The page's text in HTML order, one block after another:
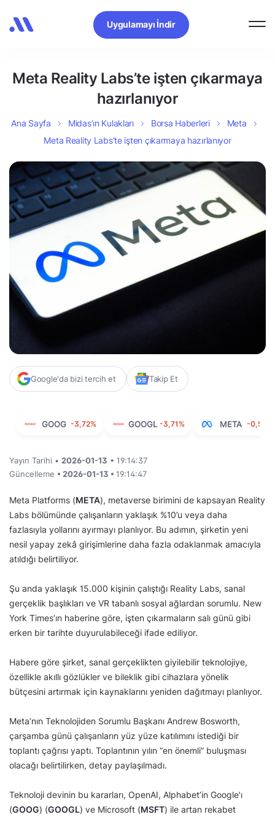
Uygulamayı İndir
Meta Reality Labs’te işten çıkarmaya
hazırlanıyor
Ana Sayfa Midas’ın Kulakları Borsa Haberleri
Meta
Meta Reality Labs’te işten çıkarmaya hazırlanıyor
Google'da bizi tercih et Takip Et
GOOG -3,72% GOOGL -3,71% META -0,57%
Yayın Tarihi • 2026-01-13 • 19:14:37
Güncelleme • 2026-01-13 • 19:14:47
Meta Platforms (META), metaverse birimini de kapsayan Reality
Labs bölümünde çalışanların yaklaşık %10’u veya daha
fazlasıyla yollarını ayırmayı planlıyor. Bu adımın, şirketin yeni
nesil yapay zekâ girişimlerine daha fazla odaklanmak amacıyla
atıldığı belirtiliyor.
Şu anda yaklaşık 15.000 kişinin çalıştığı Reality Labs, sanal
gerçeklik başlıkları ve VR tabanlı sosyal ağlardan sorumlu. New
York Times’ın haberine göre, işten çıkarmaların salı günü gibi
erken bir tarihte duyurulabileceği ifade ediliyor.
Habere göre şirket, sanal gerçeklikten giyilebilir teknolojiye,
özellikle akıllı gözlükler ve bileklik gibi cihazlara yönelik
bütçesini artırmak için kaynaklarını yeniden dağıtmayı planlıyor.
Meta’nın Teknolojiden Sorumlu Başkanı Andrew Bosworth,
çarşamba günü çalışanların yüz yüze katılımını istediği bir
toplantı çağrısı yaptı. Toplantının yılın “en önemli” buluşması
olacağı belirtilirken, detay paylaşılmadı.
Teknoloji devinin bu kararları, OpenAI, Alphabet’in Google’ı
(GOOG) (GOOGL) ve Microsoft (MSFT) ile artan rekabet